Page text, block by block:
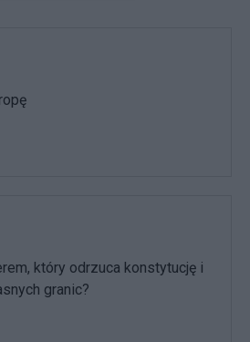
który odrzuca konstytucję i
granic?